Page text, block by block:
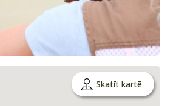
Skatīt kartē